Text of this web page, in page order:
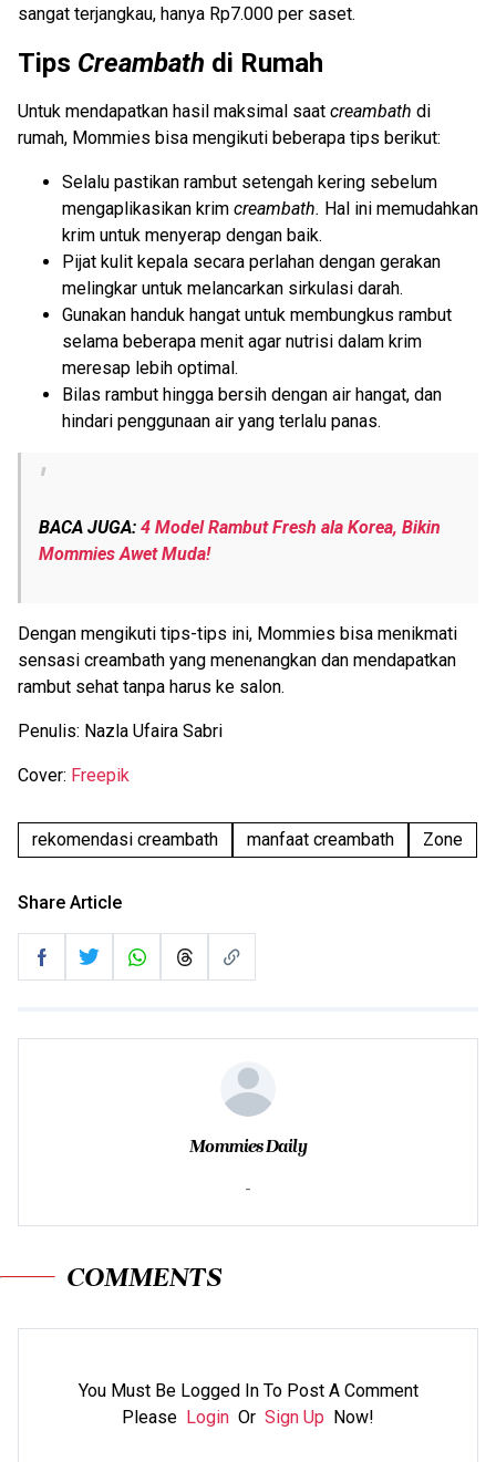
sangat terjangkau, hanya Rp7.000 per saset.
Tips Creambath di Rumah
Untuk mendapatkan hasil maksimal saat creambath di
rumah, Mommies bisa mengikuti beberapa tips berikut:
Selalu pastikan rambut setengah kering sebelum
mengaplikasikan krim creambath. Hal ini memudahkan
krim untuk menyerap dengan baik.
Pijat kulit kepala secara perlahan dengan gerakan
melingkar untuk melancarkan sirkulasi darah.
Gunakan handuk hangat untuk membungkus rambut
selama beberapa menit agar nutrisi dalam krim
meresap lebih optimal.
Bilas rambut hingga bersih dengan air hangat, dan
hindari penggunaan air yang terlalu panas.
BACA JUGA: 4 Model Rambut Fresh ala Korea, Bikin
Mommies Awet Muda!
Dengan mengikuti tips-tips ini, Mommies bisa menikmati
sensasi creambath yang menenangkan dan mendapatkan
rambut sehat tanpa harus ke salon.
Penulis: Nazla Ufaira Sabri
Cover: Freepik
rekomendasi creambath manfaat creambath Zone
Share Article
Mommies Daily
-
COMMENTS
You Must Be Logged In To Post A Comment
Please Login Or Sign Up Now!